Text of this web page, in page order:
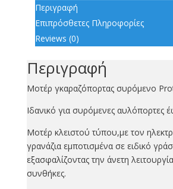
Περιγραφή
Επιπρόσθετες Πληροφορίες
Reviews (0)
Περιγραφή
Μοτέρ γκαραζόπορτας συρόμενο
Ιδανικό για συρόμενες αυλόπορτες
Μοτέρ κλειστού τύπου,με τον
γρανάζια εμποτισμένα σε ειδικό
εξασφαλίζοντας την άνετη
συνθήκες.